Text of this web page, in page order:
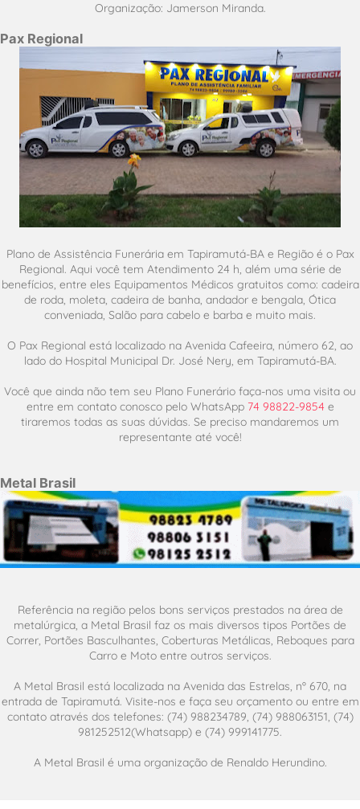
Organização: Jamerson Miranda.
Pax Regional
Plano de Assistência Funerária em Tapiramutá-BA e Região é o Pax
Regional. Aqui você tem Atendimento 24 h, além uma série de
benefícios, entre eles Equipamentos Médicos gratuitos como: cadeira
de roda, moleta, cadeira de banha, andador e bengala, Ótica
conveniada, Salão para cabelo e barba e muito mais.
O Pax Regional está localizado na Avenida Cafeeira, número 62, ao
lado do Hospital Municipal Dr. José Nery, em Tapiramutá-BA.
Você que ainda não tem seu Plano Funerário faça-nos uma visita ou
entre em contato conosco pelo WhatsApp 74 98822-9854 e
tiraremos todas as suas dúvidas. Se preciso mandaremos um
representante até você!
Metal Brasil
Referência na região pelos bons serviços prestados na área de
metalúrgica, a Metal Brasil faz os mais diversos tipos Portões de
Correr, Portões Basculhantes, Coberturas Metálicas, Reboques para
Carro e Moto entre outros serviços.
A Metal Brasil está localizada na Avenida das Estrelas, nº 670, na
entrada de Tapiramutá. Visite-nos e faça seu orçamento ou entre em
contato através dos telefones: (74) 988234789, (74) 988063151, (74)
981252512(Whatsapp) e (74) 999141775.
A Metal Brasil é uma organização de Renaldo Herundino.